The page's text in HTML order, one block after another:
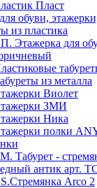
Пласт
обуви,
из пластика
Этажерка для
из металла
Виолет
ЗМИ
Ника
полки
Табурет -
антик арт.
Arco 2